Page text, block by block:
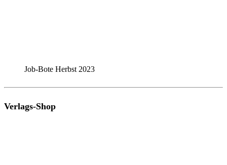
Job-Bote Herbst 2023
Verlags-Shop